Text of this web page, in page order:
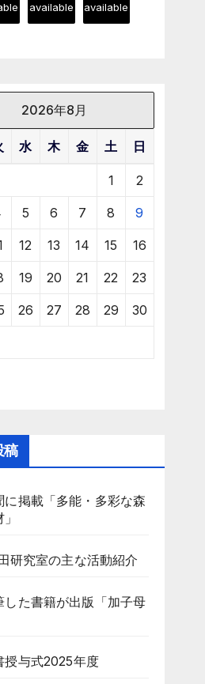
available
available
2026年8月
水 木 金 土 日
1 2
5 6 7 8 9
12 13 14 15 16
19 20 21 22 23
26 27 28 29 30
稿
に掲載「多能・多彩な森
研究室の主な活動紹介
した書籍が出版「加子母
授与式2025年度